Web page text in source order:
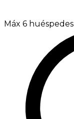
Máx 6 huéspedes